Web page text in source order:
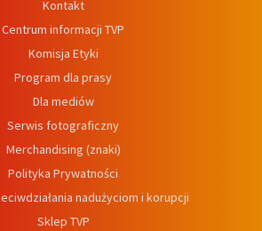
Kontakt
Centrum informacji TVP
Komisja Etyki
Program dla prasy
Dla mediów
Serwis fotograficzny
Merchandising (znaki)
Polityka Prywatności
nadużyciom i korupcji
Sklep TVP